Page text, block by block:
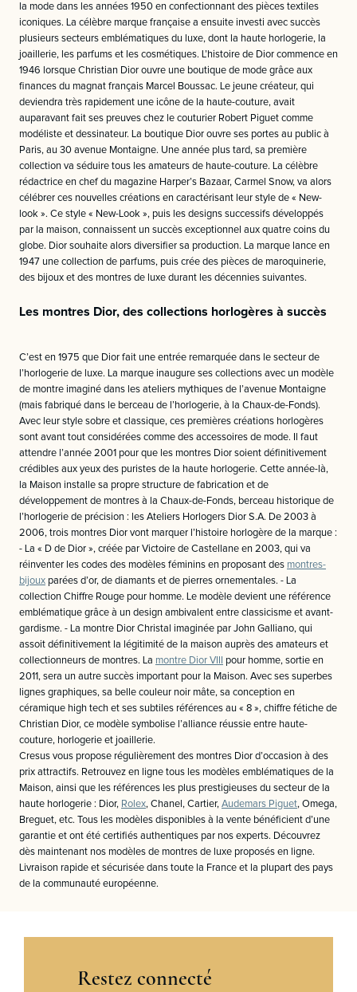
la mode dans les années 1950 en confectionnant des pièces textiles
iconiques. La célèbre marque française a ensuite investi avec succès
plusieurs secteurs emblématiques du luxe, dont la haute horlogerie, la
joaillerie, les parfums et les cosmétiques. L’histoire de Dior commence en
1946 lorsque Christian Dior ouvre une boutique de mode grâce aux
finances du magnat français Marcel Boussac. Le jeune créateur, qui
deviendra très rapidement une icône de la haute-couture, avait
auparavant fait ses preuves chez le couturier Robert Piguet comme
modéliste et dessinateur. La boutique Dior ouvre ses portes au public à
Paris, au 30 avenue Montaigne. Une année plus tard, sa première
collection va séduire tous les amateurs de haute-couture. La célèbre
rédactrice en chef du magazine Harper’s Bazaar, Carmel Snow, va alors
célébrer ces nouvelles créations en caractérisant leur style de « New-
look ». Ce style « New-Look », puis les designs successifs développés
par la maison, connaissent un succès exceptionnel aux quatre coins du
globe. Dior souhaite alors diversifier sa production. La marque lance en
1947 une collection de parfums, puis crée des pièces de maroquinerie,
des bijoux et des montres de luxe durant les décennies suivantes.
Les montres Dior, des collections horlogères à succès
C’est en 1975 que Dior fait une entrée remarquée dans le secteur de
l’horlogerie de luxe. La marque inaugure ses collections avec un modèle
de montre imaginé dans les ateliers mythiques de l’avenue Montaigne
(mais fabriqué dans le berceau de l’horlogerie, à la Chaux-de-Fonds).
Avec leur style sobre et classique, ces premières créations horlogères
sont avant tout considérées comme des accessoires de mode. Il faut
attendre l’année 2001 pour que les montres Dior soient définitivement
crédibles aux yeux des puristes de la haute horlogerie. Cette année-là,
la Maison installe sa propre structure de fabrication et de
développement de montres à la Chaux-de-Fonds, berceau historique de
l’horlogerie de précision : les Ateliers Horlogers Dior S.A. De 2003 à
2006, trois montres Dior vont marquer l’histoire horlogère de la marque :
- La « D de Dior », créée par Victoire de Castellane en 2003, qui va
réinventer les codes des modèles féminins en proposant des montres-
bijoux parées d’or, de diamants et de pierres ornementales. - La
collection Chiffre Rouge pour homme. Le modèle devient une référence
emblématique grâce à un design ambivalent entre classicisme et avant-
gardisme. - La montre Dior Christal imaginée par John Galliano, qui
assoit définitivement la légitimité de la maison auprès des amateurs et
collectionneurs de montres. La montre Dior VIII
pour homme, sortie en
2011, sera un autre succès important pour la Maison. Avec ses superbes
lignes graphiques, sa belle couleur noir mâte, sa conception en
céramique high tech et ses subtiles références au « 8 », chiffre fétiche de
Christian Dior, ce modèle symbolise l’alliance réussie entre haute-
couture, horlogerie et joaillerie.
Cresus vous propose régulièrement des montres Dior d’occasion à des
prix attractifs. Retrouvez en ligne tous les modèles emblématiques de la
Maison, ainsi que les références les plus prestigieuses du secteur de la
haute horlogerie : Dior, Rolex, Chanel, Cartier, Audemars Piguet, Omega,
Breguet, etc. Tous les modèles disponibles à la vente bénéficient d’une
garantie et ont été certifiés authentiques par nos experts. Découvrez
dès maintenant nos modèles de montres de luxe proposés en ligne.
Livraison rapide et sécurisée dans toute la France et la plupart des pays
de la communauté européenne.
Restez connecté